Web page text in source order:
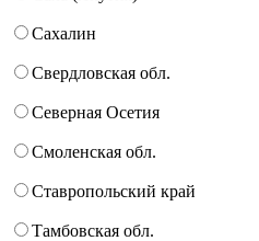
Сахалин
Свердловская обл.
Северная Осетия
Смоленская обл.
Ставропольский край
Тамбовская обл.